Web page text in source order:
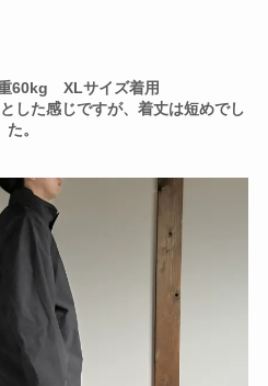
60kg XLサイズ着用
した感じですが、着丈は短めでし
た。